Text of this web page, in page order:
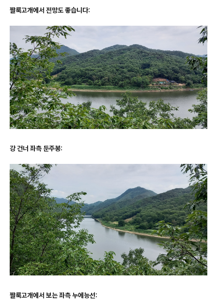
짤룩고개에서 전망도 좋습니다:
강 건너 좌측 둔주봉:
짤룩고개에서 보는 좌측 누에능선: